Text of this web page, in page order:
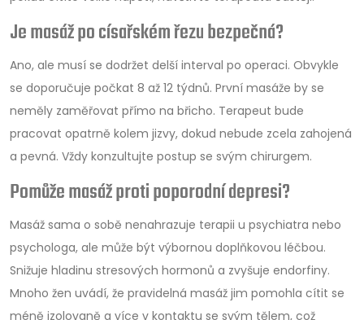
Je masáž po císařském řezu bezpečná?
Ano, ale musí se dodržet delší interval po operaci. Obvykle
se doporučuje počkat 8 až 12 týdnů. První masáže by se
neměly zaměřovat přímo na břicho. Terapeut bude
pracovat opatrně kolem jizvy, dokud nebude zcela zahojená
a pevná. Vždy konzultujte postup se svým chirurgem.
Pomůže masáž proti poporodní depresi?
Masáž sama o sobě nenahrazuje terapii u psychiatra nebo
psychologa, ale může být výbornou doplňkovou léčbou.
Snižuje hladinu stresových hormonů a zvyšuje endorfiny.
Mnoho žen uvádí, že pravidelná masáž jim pomohla cítit se
méně izolovaně a více v kontaktu se svým tělem, což